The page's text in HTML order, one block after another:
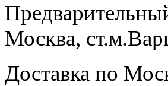
Москва,
Доставка по